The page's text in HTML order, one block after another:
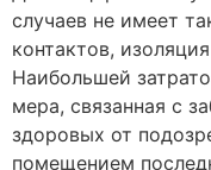
случаев не имеет
контактов,
Наибольшей
мера, связанная с
здоровых от
помещением